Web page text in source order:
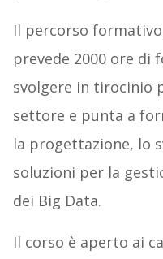
Il percorso
prevede 2000 ore di
svolgere in tirocinio
settore e punta a
la progettazione, lo
soluzioni per la
dei Big Data.
Il corso è aperto ai